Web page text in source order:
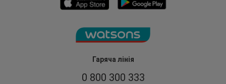
Гаряча лінія
0 800 300 333